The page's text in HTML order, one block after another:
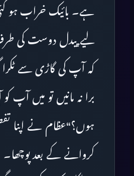
ہے۔ بائیک خراب ہو
لیے پیدل دوست کی
کہ آپ کی گاڑی سے
برا نہ مانیں تو میں آپ کو
ہوں؟‘‘عظام نے اپنا
کروانے کے بعد پوچھا۔